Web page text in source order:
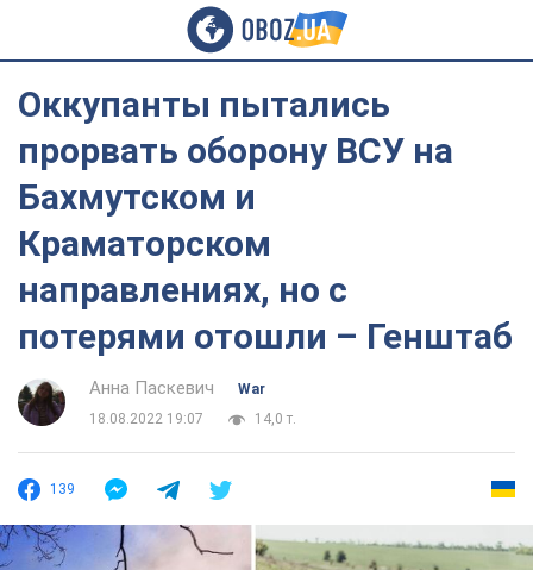
Оккупанты пытались
прорвать оборону ВСУ на
Бахмутском и
Краматорском
направлениях, но с
потерями отошли – Генштаб
Анна Паскевич
War
18.08.2022 19:07
14,0 т.
139